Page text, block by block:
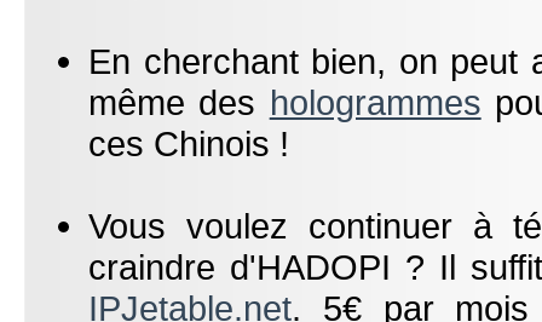
En cherchant bien, on peut
même des hologrammes
ces Chinois !
Vous voulez continuer à
craindre d'HADOPI ? Il
IPJetable.net. 5€ par mois